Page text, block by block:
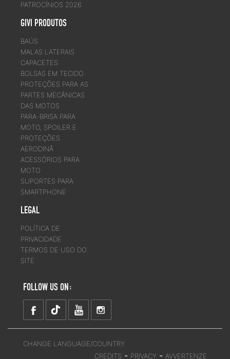
PATROCÍNIOS 2026
GIVI PRODUTOS
BAÚS
MALAS LATERAIS
CAPACETES
BOLSAS EM TECIDO
PROTEÇÕES PARA AS
PARTES MECÂNICAS
DAS MOTOS
PARA-BRISA PARA
MOTO, SPOILER E
PROTEÇÕES
AERODINÂ
ACESSÓRIOS PARA
MOTO
SUPORTES PARA
SMARTPHONE
LEGAL
POLÍTICA DE
PRIVACIDADE
TERMOS DE USO DO
SITE
FOLLOW US ON:
CHANGE LANGUAGE/COUNTRY
CREDITS - PRIVACY - AVVERTENZE